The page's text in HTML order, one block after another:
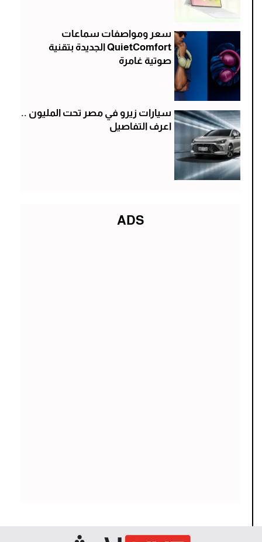
سعر ومواصفات سماعات
QuietComfort الجديدة بتقنية
صوتية غامرة
سيارات زيرو في مصر تحت المليون ..
اعرف التفاصيل
ADS